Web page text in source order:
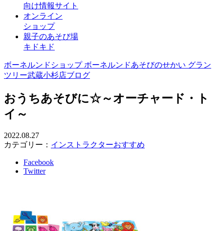
向け情報サイト
オンライン
ショップ
親子のあそび場
キドキド
ボーネルンドショップ ボーネルンドあそびのせかい グラン
ツリー武蔵小杉店ブログ
おうちあそびに☆～オーチャード・ト
イ～
2022.08.27
カテゴリー： インストラクターおすすめ
Facebook
Twitter